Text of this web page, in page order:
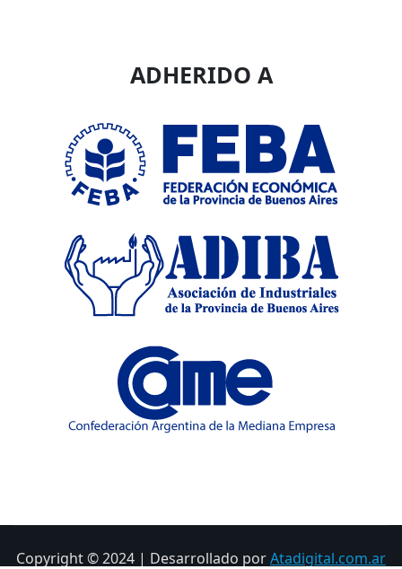
ADHERIDO A
Copyright © 2024 | Desarrollado porAtadigital.com.ar